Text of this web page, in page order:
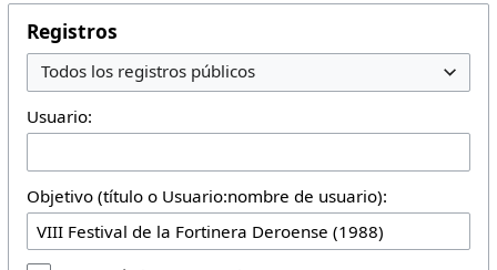
Registros
Todos los registros públicos
Usuario:
Objetivo (título o Usuario:nombre de usuario):